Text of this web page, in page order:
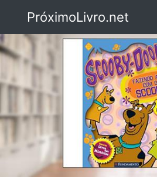
PróximoLivro.net